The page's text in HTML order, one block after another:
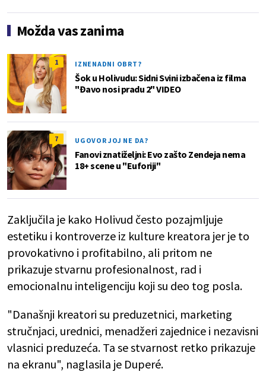
Možda vas zanima
1 IZNENADNI OBRT?
Šok u Holivudu: Sidni Svini izbačena iz filma
"Đavo nosi pradu 2" VIDEO
7 UGOVOR JOJ NE DA?
Fanovi znatiželjni: Evo zašto Zendeja nema
18+ scene u "Euforiji"
Zaključila je kako Holivud često pozajmljuje
estetiku i kontroverze iz kulture kreatora jer je to
provokativno i profitabilno, ali pritom ne
prikazuje stvarnu profesionalnost, rad i
emocionalnu inteligenciju koji su deo tog posla.
"Današnji kreatori su preduzetnici, marketing
stručnjaci, urednici, menadžeri zajednice i nezavisni
vlasnici preduzeća. Ta se stvarnost retko prikazuje
na ekranu", naglasila je Duperé.